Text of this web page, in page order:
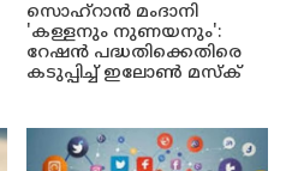
സൊഹ്റാൻ മംദാനി
'കള്ളനും നുണയനും':
റേഷൻ പദ്ധതിക്കെതിരെ
കടുപ്പിച്ച് ഇലോൺ മസ്ക്